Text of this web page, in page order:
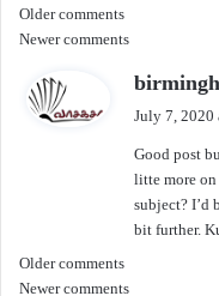
கட்டிடங்கள் கட்டப்படுவதை
கட்டிடங்கள் எட்டடுக்குக்
குடியிருப்புகளாக மாறின.
ஆனால் சம்பந்தப்பட்ட
நோக்கி மக்கள்
பட்டியலிட்டனர். இறுதியாக
Comments
navigation
Older comments
Newer comments
July 7, 2020
Good post
litte more
subject? I’d
bit further.
Comments
Older comments
Newer comments